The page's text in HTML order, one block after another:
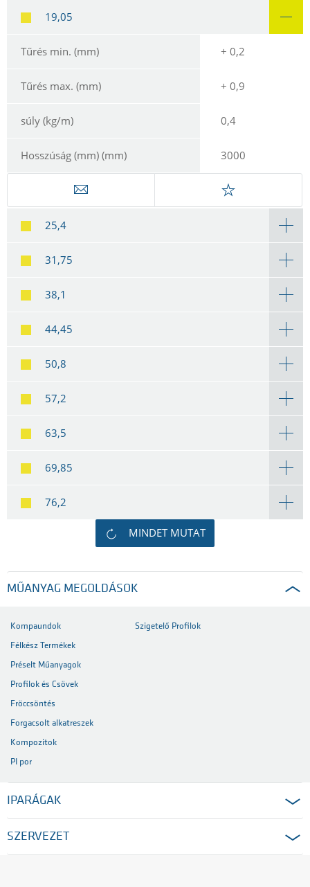
19,05
Tűrés min. (mm) + 0,2
Tűrés max. (mm) + 0,9
súly (kg/m) 0,4
Hosszúság (mm) (mm) 3000
25,4
31,75
38,1
44,45
50,8
57,2
63,5
69,85
76,2
MINDET MUTAT
MŰANYAG MEGOLDÁSOK
Kompaundok
Félkész Termékek
Préselt Műanyagok
Profilok és Csövek
Fröccsöntés
Forgacsolt alkatreszek
Kompozitok
PI por
Szigetelő Profilok
IPARÁGAK
SZERVEZET